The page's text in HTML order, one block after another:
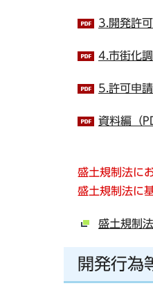
3.開発許
4.市街化
5.許可申
資料編（
盛土規制法に
盛土規制法に
盛土規制
開発行為